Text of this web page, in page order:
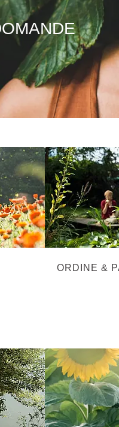
ORDINE &